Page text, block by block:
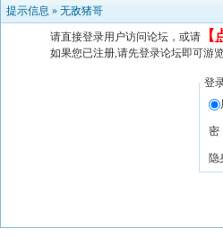
提示信息 » 无敌猪哥
请直接登录用户访问论坛，或请 【
如果您已注册,请先登录论坛即可游
登
密
隐